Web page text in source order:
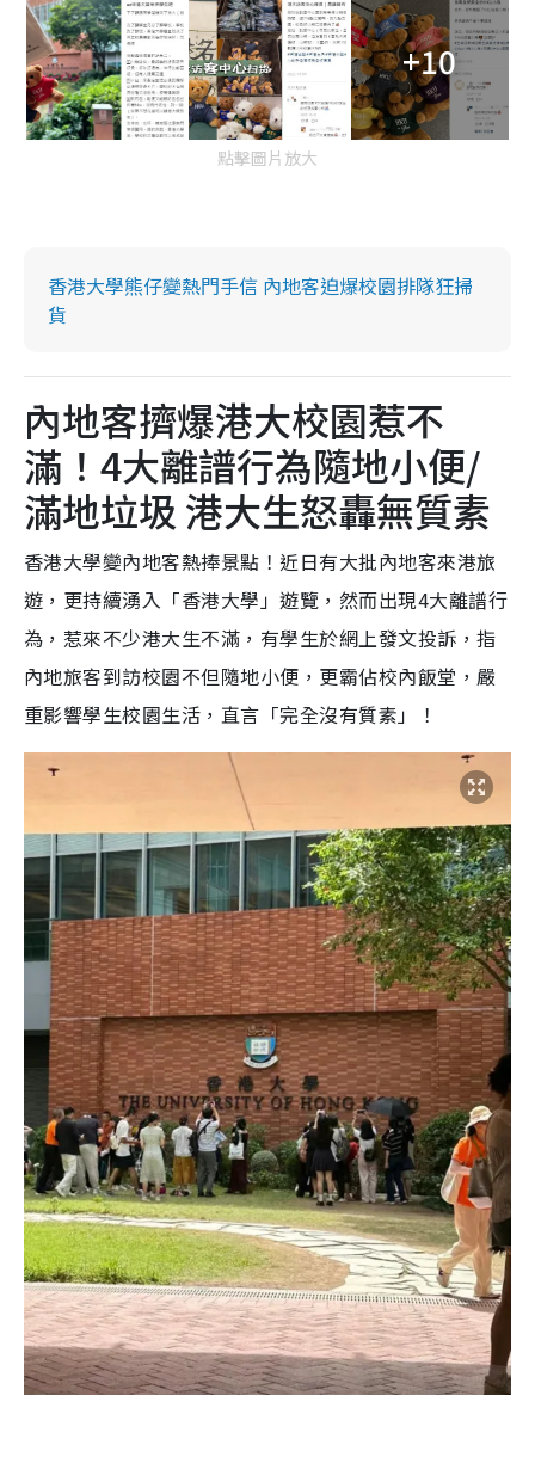
+10
點擊圖片放大
香港大學熊仔變熱門手信 內地客迫爆校園排隊狂掃
貨
內地客擠爆港大校園惹不
滿！4大離譜行為隨地小便/
滿地垃圾 港大生怒轟無質素
香港大學變內地客熱捧景點！近日有大批內地客來港旅
遊，更持續湧入「香港大學」遊覽，然而出現4大離譜行
為，惹來不少港大生不滿，有學生於網上發文投訴，指
內地旅客到訪校園不但隨地小便，更霸佔校內飯堂，嚴
重影響學生校園生活，直言「完全沒有質素」！